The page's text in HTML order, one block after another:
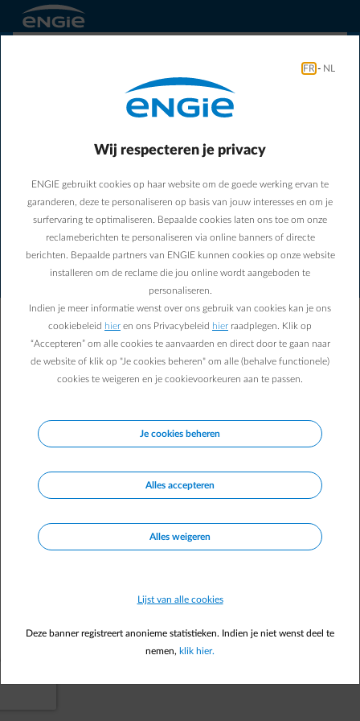
Er is een verbindingsfout
opgetreden. Controleer uw
internetverbinding en probeer
het opnieuw.
Ons team is op de hoogte gebracht van deze fout.
Noteer dit identificatienummer: FZAQ-0912. Geef
het door aan de support als het probleem aanhoudt.
FR - NL
Wij respecteren je privacy
ENGIE gebruikt cookies op haar website om de goede werking ervan te
garanderen, deze te personaliseren op basis van jouw interesses en om je
surfervaring te optimaliseren. Bepaalde cookies laten ons toe om onze
reclameberichten te personaliseren via online banners of directe
berichten. Bepaalde partners van ENGIE kunnen cookies op onze website
installeren om de reclame die jou online wordt aangeboden te
personaliseren.
Indien je meer informatie wenst over ons gebruik van cookies kan je ons
cookiebeleid hier en ons Privacybeleid hier raadplegen. Klik op
“Accepteren” om alle cookies te aanvaarden en direct door te gaan naar
de website of klik op "Je cookies beheren" om alle (behalve functionele)
cookies te weigeren en je cookievoorkeuren aan te passen.
Je cookies beheren
Alles accepteren
Alles weigeren
Lijst van alle cookies
Deze banner registreert anonieme statistieken. Indien je niet wenst deel te
nemen, klik hier.